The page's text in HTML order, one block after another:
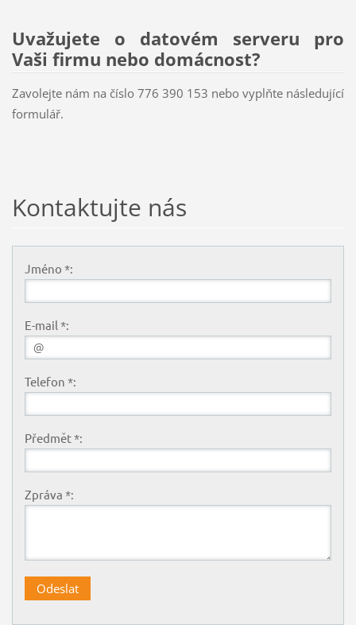
Uvažujete o datovém serveru pro
Vaši firmu nebo domácnost?
Zavolejte nám na číslo 776 390 153 nebo vyplňte následující
formulář.
Kontaktujte nás
Jméno *:
E-mail *:
Telefon *:
Předmět *:
Zpráva *: